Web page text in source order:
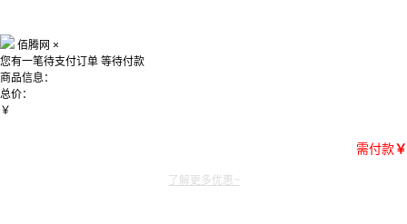
佰腾网 ×
您有一笔待支付订单 等待付款
商品信息：
总价：
￥
需付款￥
了解更多优惠~